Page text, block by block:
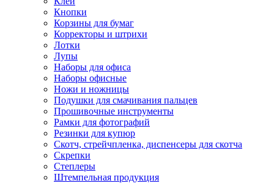
Кнопки
Корзины для бумаг
Корректоры и штрихи
Лотки
Лупы
Наборы для офиса
Наборы офисные
Ножи и ножницы
Подушки для смачивания пальцев
Прошивочные инструменты
Рамки для фотографий
Резинки для купюр
Скотч, стрейчпленка, диспенсеры для скотча
Скрепки
Степлеры
Штемпельная продукция